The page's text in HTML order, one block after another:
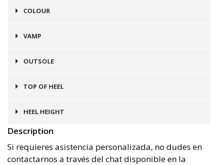
Botines
COLOUR
Verde
VAMP
Cuero
OUTSOLE
Goma
TOP OF HEEL
Goma
HEEL HEIGHT
3 cms
Description
Si requieres asistencia personalizada, no dudes en
contactarnos a través del chat disponible en la